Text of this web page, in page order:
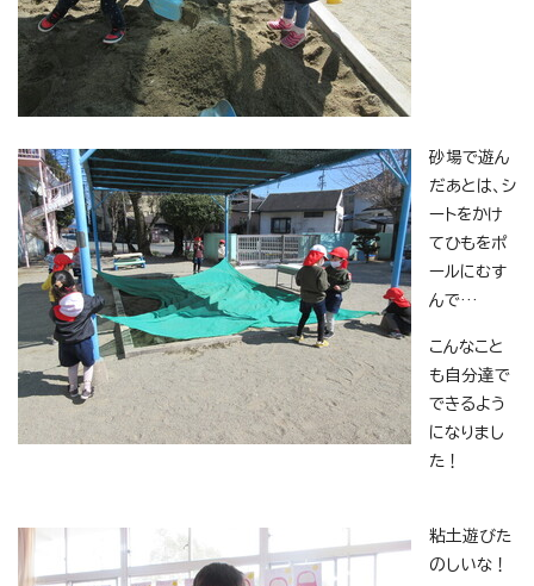
砂場で遊ん
だあとは、シ
ートをかけ
てひもをポ
ールにむす
んで…
こんなこと
も自分達で
できるよう
になりまし
た！
粘土遊びた
のしいな！